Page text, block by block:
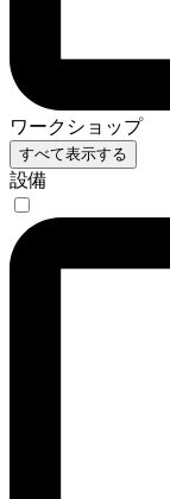
ワークショップ
すべて表示する
設備